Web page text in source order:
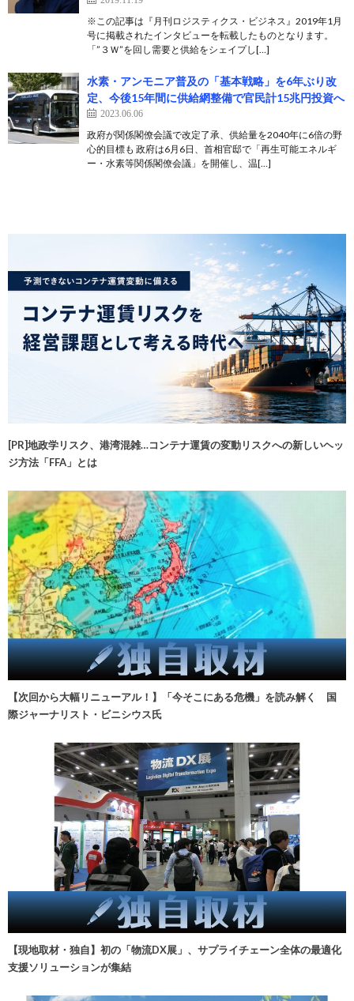
※この記事は『月刊ロジスティクス・ビジネス』2019年1月
号に掲載されたインタビューを転載したものとなります。
「”３Ｗ”を回し需要と供給をシェイプし[…]
水素・アンモニア普及の「基本戦略」を6年ぶり改
定、今後15年間に供給網整備で官民計15兆円投資へ
2023.06.06
政府が関係閣僚会議で改定了承、供給量を2040年に6倍の野
心的目標も 政府は6月6日、首相官邸で「再生可能エネルギ
ー・水素等関係閣僚会議」を開催し、温[…]
[PR]地政学リスク、港湾混雑…コンテナ運賃の変動リスクへの新しいヘッ
ジ方法「FFA」とは
【次回から大幅リニューアル！】「今そこにある危機」を読み解く 国
際ジャーナリスト・ビニシウス氏
【現地取材・独自】初の「物流DX展」、サプライチェーン全体の最適化
支援ソリューションが集結